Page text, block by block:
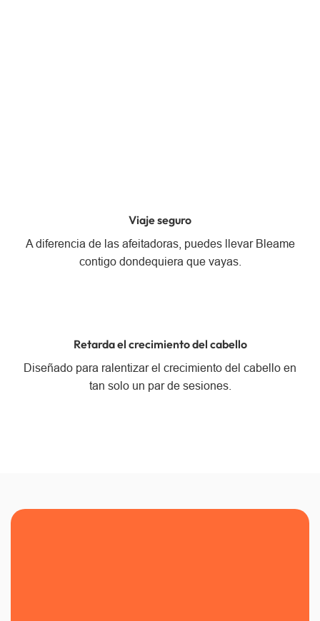
Viaje seguro
A diferencia de las afeitadoras, puedes llevar Bleame
contigo dondequiera que vayas.
Retarda el crecimiento del cabello
Diseñado para ralentizar el crecimiento del cabello en
tan solo un par de sesiones.